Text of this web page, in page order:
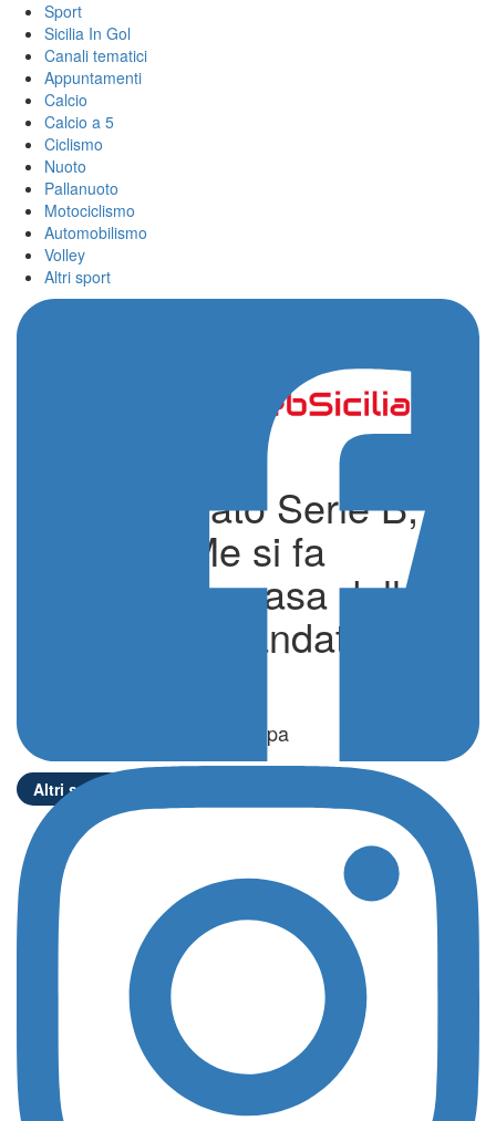
Sport
Sicilia In Gol
Canali tematici
Appuntamenti
Calcio
Calcio a 5
Ciclismo
Nuoto
Pallanuoto
Motociclismo
Automobilismo
Volley
Altri sport
Hockey prato Serie B, la
SSD UniMe si fa
superare in casa dalla
GS Raccomandata
di Comunicati Stampa
Altri sport